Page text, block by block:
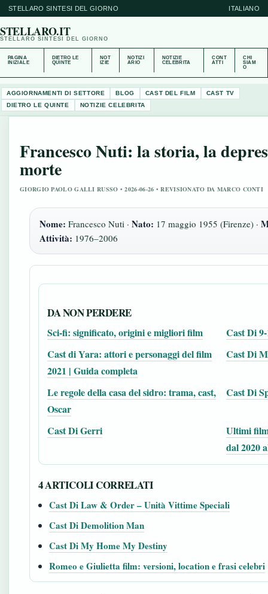
STELLARO SINTESI DEL GIORNO ITALIANO
STELLARO.IT
STELLARO SINTESI DEL GIORNO
PAGINA
INIZIALE
DIETRO LE
QUINTE
NOT
IZIE
NOTIZI
ARIO
NOTIZIE
CELEBRITA
CONT
ATTI
CHI
SIAM
O
AGGIORNAMENTI DI SETTORE BLOG CAST DEL FILM
CAST TV
DIETRO LE QUINTE
NOTIZIE CELEBRITA
Francesco Nuti: la storia, la
morte
GIORGIO PAOLO GALLI RUSSO • 2026-06-26 • REVISIONATO DA MARCO CONTI
Nome: Francesco Nuti · Nato: 17 maggio 1955 (Firenze) ·
Attività: 1976–2006
DA NON PERDERE
Sci-fi: significato, origini e migliori film
Cast Di
Cast di Yara: attori e personaggi del film
2021 | Guida completa
Cast Di
Le regole della casa del sidro: trama, cast,
Oscar
Cast Di
Cast Di Gerri
Ultimi
dal 2020
4 ARTICOLI CORRELATI
Cast Di Law & Order – Unità Vittime Speciali
Cast Di Demolition Man
Cast Di My Home My Destiny
Romeo e Giulietta film: versioni, location e frasi celebri